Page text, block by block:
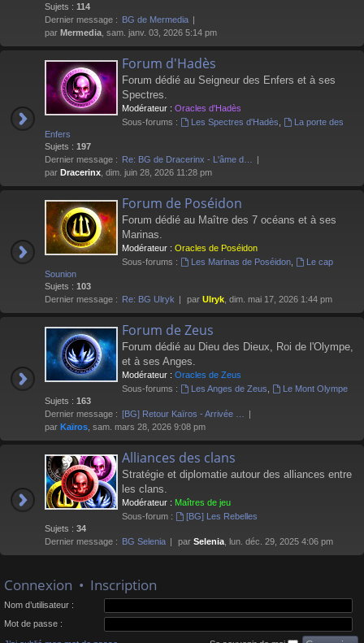
Sujets : 114
Dernier message : BG de Mermedia
par Mermedia , sam. janv. 03, 2026 5:14 pm
Forum d'Hadès
Forum dédié au Seigneur des Enfers et à ses
Spectres.
Modérateur : Oracles d'Hadès
Sous-forums :
Les Spectres d'Hadès
La porte des
Enfers
Sujets : 197
Dernier message : Re: BG de Dracerinx - L'âme d…
par Dracerinx , dim. juin 28, 2026 11:28 pm
Forum de Poséidon
Forum dédié au Maître des 7 océans et à ses
Marinas.
Modérateur : Oracles de Poséidon
Sous-forums :
Les Marinas de Poséidon,
Le cap
Sounion
Sujets : 103
Dernier message : Re: BG Ulryk par Ulryk , dim. mai 17, 2026 1:44 pm
Forum de Zeus
Forum dédié au Dieu des Dieux, Roi de l'Olympe,
et à ses Anges.
Modérateur : Oracles de Zeus
Sous-forums :
Les Anges de Zeus
Le Mont Olympe
Sujets : 163
Dernier message : [BG] Retour Kaïros - Arrivée …
par Kaïros , sam. mars 28, 2026 9:08 pm
Alliances des clans
Stratégie et diplomatie autour des alliances entre
les clans.
Modérateur : Maîtres de jeu
Sous-forum :
[BG] Les Rebelles
Sujets : 34
Dernier message : BG Selenia par Selenia , lun. déc. 29, 2025 4:06 pm
Connexion • Inscription
Nom d’utilisateur :
Mot de passe :